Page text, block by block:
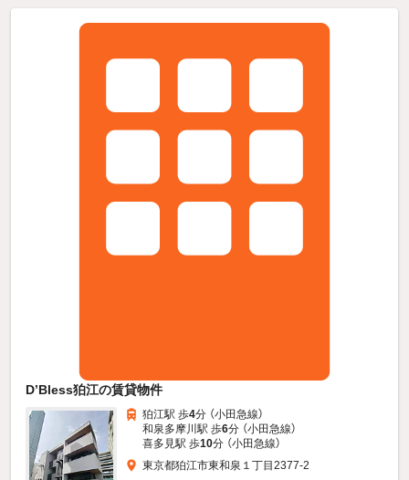
D’Bless狛江の賃貸物件
狛江駅 歩4分 （小田急線）
和泉多摩川駅 歩6分 （小田急線）
喜多見駅 歩10分 （小田急線）
東京都狛江市東和泉１丁目2377-2